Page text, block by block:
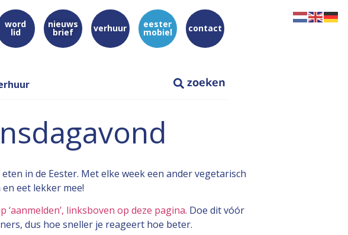
word
lid
nieuws
brief verhuur eester
mobiel contact
in de Eester. Met elke week een ander vegetarisch
eet lekker mee!
‘aanmelden’, linksboven op deze pagina. Doe dit vóór
dus hoe sneller je reageert hoe beter.